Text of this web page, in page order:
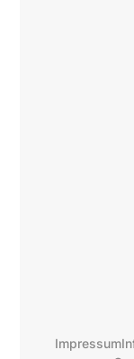
Impressum